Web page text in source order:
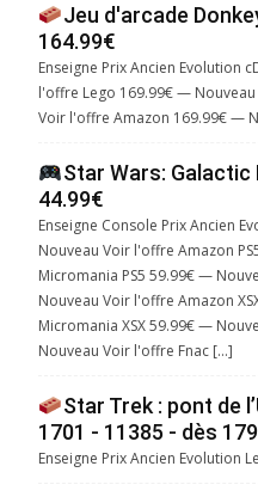
Jeu d'arcade
164.99€
Enseigne Prix Ancien Evolution
l'offre Lego 169.99€ —
Voir l'offre Amazon 169.99€ —
Star Wars: Galactic
44.99€
Enseigne Console Prix Ancien
Nouveau Voir l'offre Amazon
Micromania PS5 59.99€ —
Nouveau Voir l'offre Amazon
Micromania XSX 59.99€ —
Nouveau Voir l'offre Fnac […]
Star Trek : pont de
1701 - 11385 - dès
Enseigne Prix Ancien Evolution